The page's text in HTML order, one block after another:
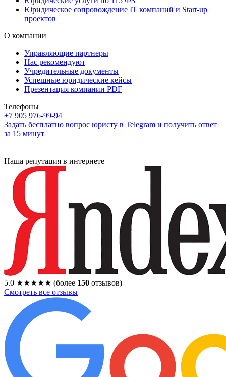
Юридическое сопровождение IT компаний и Start-up
проектов
О компании
Управляющие партнеры
Нас рекомендуют
Учредительные документы
Успешные юридические кейсы
Презентация компании PDF
Телефоны
+7 905 976-99-94
Задать бесплатно вопрос юристу в Telegram и получить ответ
за 15 минут
Наша репутация в интернете
5.0 ★★★★★ (более 150 отзывов)
Смотреть все отзывы